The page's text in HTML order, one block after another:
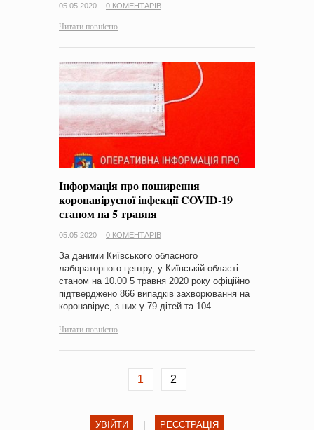
05.05.2020 0 КОМЕНТАРІВ
Читати повністю
Інформація про поширення
коронавірусної інфекції COVID-19
станом на 5 травня
05.05.2020 0 КОМЕНТАРІВ
За даними Київського обласного
лабораторного центру, у Київській області
станом на 10.00 5 травня 2020 року офіційно
підтверджено 866 випадків захворювання на
коронавірус, з них у 79 дітей та 104…
Читати повністю
1 2
УВІЙТИ РЕЄСТРАЦІЯ